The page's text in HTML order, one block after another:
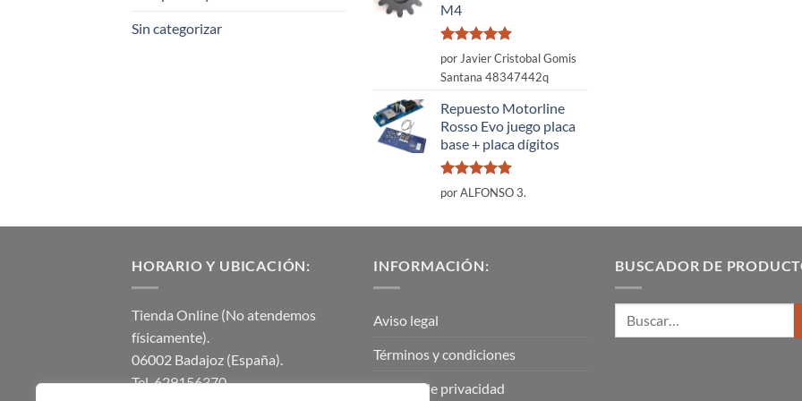
Sin categorizar
M4
Valorado
con
por Javier Cristobal Gomis
Santana 48347442q
Repuesto Motorline
Rosso Evo juego placa
base + placa dígitos
Valorado
con
por ALFONSO 3.
HORARIO Y UBICACIÓN:
Tienda Online (No atendemos
físicamente).
06002 Badajoz (España).
Tel. 629156370.
INFORMACIÓN:
Aviso legal
Términos y condiciones
Política de privacidad
BUSCADOR DE